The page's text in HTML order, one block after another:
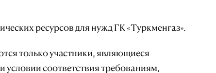
ресурсов для нужд ГК «Туркменгаз».
только участники, являющиеся
условии соответствия требованиям,